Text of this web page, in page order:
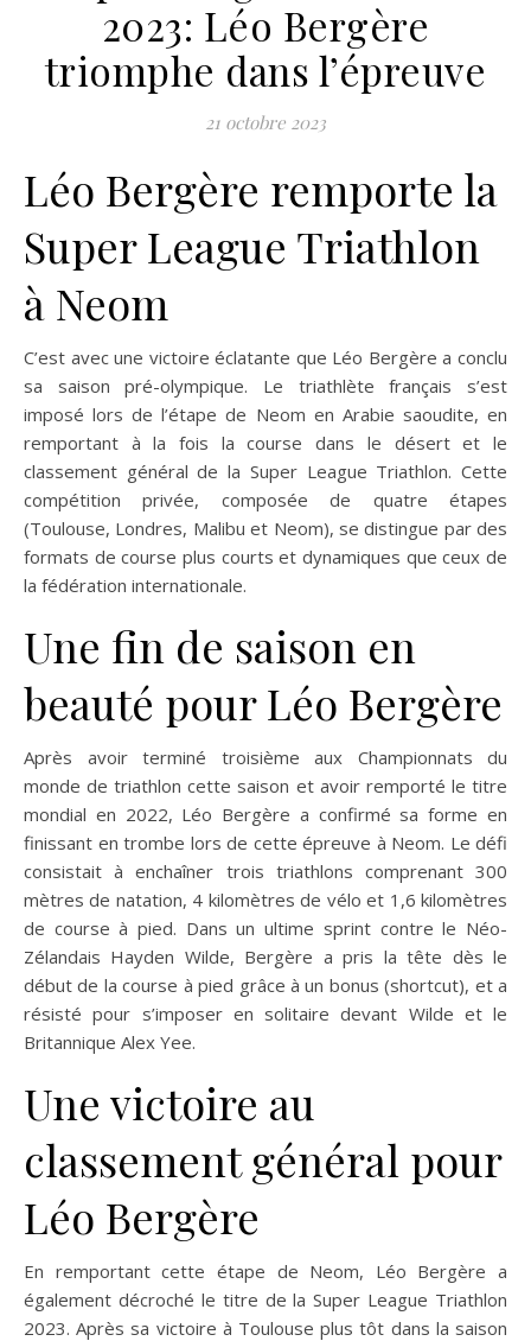
2023: Léo Bergère
triomphe dans l’épreuve
21 octobre 2023
Léo Bergère remporte la
Super League Triathlon
à Neom
C’est avec une victoire éclatante que Léo Bergère a conclu
sa saison pré-olympique. Le triathlète français s’est
imposé lors de l’étape de Neom en Arabie saoudite, en
remportant à la fois la course dans le désert et le
classement général de la Super League Triathlon. Cette
compétition privée, composée de quatre étapes
(Toulouse, Londres, Malibu et Neom), se distingue par des
formats de course plus courts et dynamiques que ceux de
la fédération internationale.
Une fin de saison en
beauté pour Léo Bergère
Après avoir terminé troisième aux Championnats du
monde de triathlon cette saison et avoir remporté le titre
mondial en 2022, Léo Bergère a confirmé sa forme en
finissant en trombe lors de cette épreuve à Neom. Le défi
consistait à enchaîner trois triathlons comprenant 300
mètres de natation, 4 kilomètres de vélo et 1,6 kilomètres
de course à pied. Dans un ultime sprint contre le Néo-
Zélandais Hayden Wilde, Bergère a pris la tête dès le
début de la course à pied grâce à un bonus (shortcut), et a
résisté pour s’imposer en solitaire devant Wilde et le
Britannique Alex Yee.
Une victoire au
classement général pour
Léo Bergère
En remportant cette étape de Neom, Léo Bergère a
également décroché le titre de la Super League Triathlon
2023. Après sa victoire à Toulouse plus tôt dans la saison